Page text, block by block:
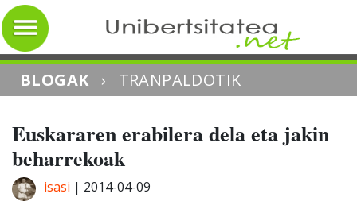
BLOGAK › TRANPALDOTIK
Euskararen erabilera dela eta jakin
beharrekoak
isasi | 2014-04-09